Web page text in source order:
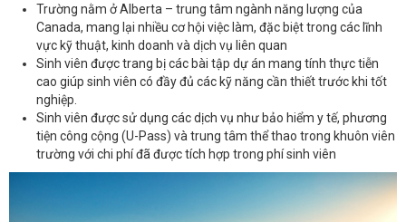
Trường nằm ở Alberta – trung tâm ngành năng lượng của
Canada, mang lại nhiều cơ hội việc làm, đặc biệt trong các lĩnh
vực kỹ thuật, kinh doanh và dịch vụ liên quan
Sinh viên được trang bị các bài tập dự án mang tính thực tiễn
cao giúp sinh viên có đầy đủ các kỹ năng cần thiết trước khi tốt
nghiệp.
Sinh viên được sử dụng các dịch vụ như bảo hiểm y tế, phương
tiện công cộng (U-Pass) và trung tâm thể thao trong khuôn viên
trường với chi phí đã được tích hợp trong phí sinh viên